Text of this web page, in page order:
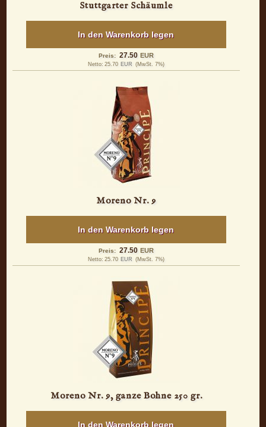
Stuttgarter Schäumle
In den Warenkorb legen
Preis: 27.50 EUR
Netto: 25.70 EUR (MwSt. 7%)
Moreno Nr. 9
In den Warenkorb legen
Preis: 27.50 EUR
Netto: 25.70 EUR (MwSt. 7%)
Moreno Nr. 9, ganze Bohne 250 gr.
In den Warenkorb legen